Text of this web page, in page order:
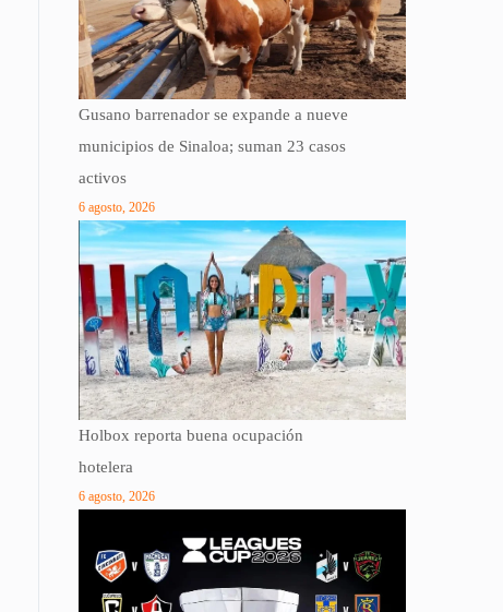
Gusano barrenador se expande a nueve
municipios de Sinaloa; suman 23 casos
activos
6 agosto, 2026
Holbox reporta buena ocupación
hotelera
6 agosto, 2026